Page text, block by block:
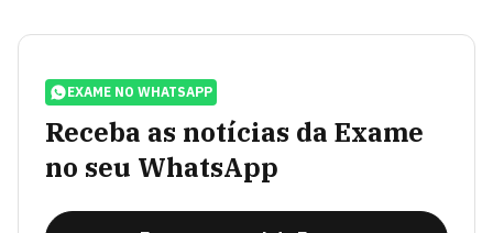
EXAME NO WHATSAPP
Receba as notícias da Exame
no seu WhatsApp